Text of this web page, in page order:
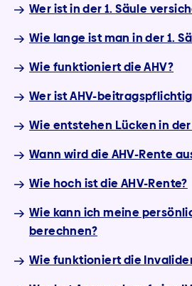
Wer ist in der 1. Säule
Wie lange ist man in der 1.
Wie funktioniert die AHV?
Wer ist AHV-
Wie entstehen Lücken in der
Wann wird die AHV-Rente
Wie hoch ist die AHV-Rente?
Wie kann ich meine
berechnen?
Wie funktioniert die